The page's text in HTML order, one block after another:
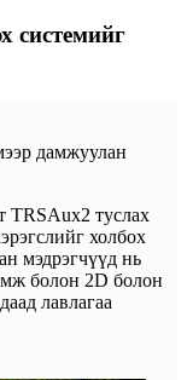
системийг
дамжуулан
TRSAux2 туслах
холбох
мэдрэгчүүд нь
болон 2D болон
лавлагаа